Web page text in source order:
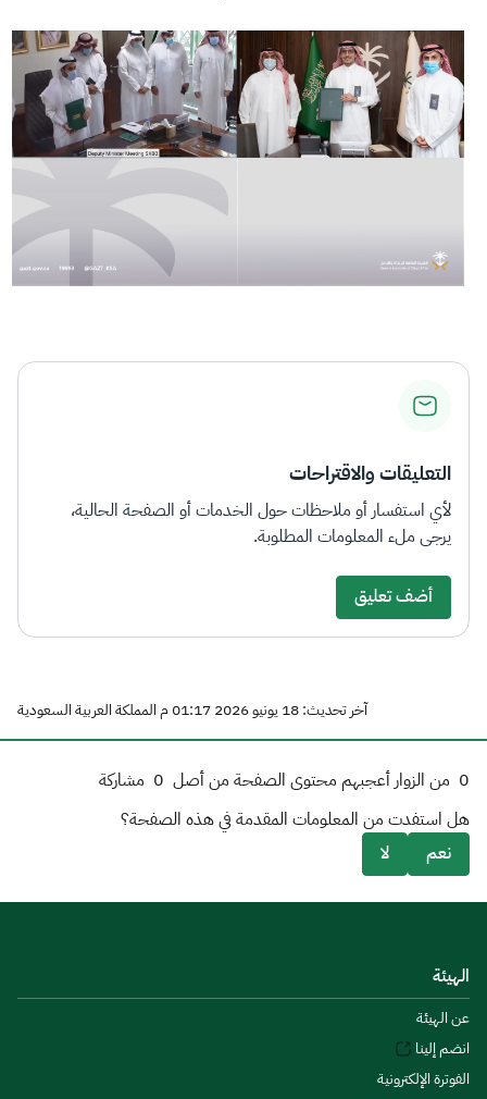
التعليقات والاقتراحات
لأي استفسار أو ملاحظات حول الخدمات أو الصفحة الحالية،
يرجى ملء المعلومات المطلوبة.
أضف تعليق
آخر تحديث: 18 يونيو 2026 01:17 م المملكة العربية السعودية
0 من الزوار أعجبهم محتوى الصفحة من أصل 0 مشاركة
هل استفدت من المعلومات المقدمة في هذه الصفحة؟
نعم
لا
الهيئة
عن الهيئة
انضم إلينا
الفوترة الإلكترونية